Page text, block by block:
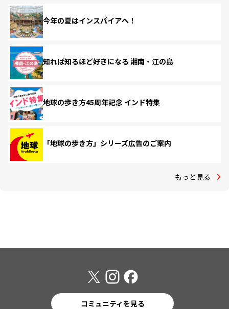
今年の夏はインスパイアへ！
知れば知るほど好きになる 湘南・江の島
地球の歩き方45周年記念 インド特集
「地球の歩き方」シリーズ広告のご案内
もっと見る
コミュニティを見る